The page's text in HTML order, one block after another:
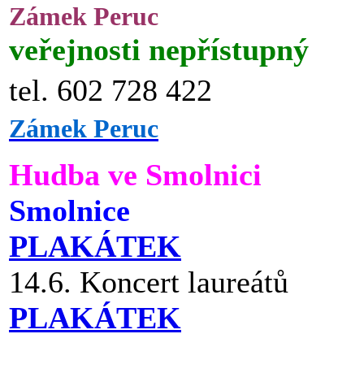
Zámek Peruc
veřejnosti nepřístupný
tel. 602 728 422
Zámek Peruc
Hudba ve Smolnici
Smolnice
PLAKÁTEK
14.6. Koncert laureátů
PLAKÁTEK